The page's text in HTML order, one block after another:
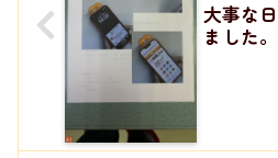
大事な
ました。